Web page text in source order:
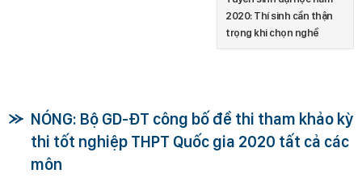
2020: Thí sinh cần thận
trọng khi chọn nghề
NÓNG: Bộ GD-ĐT công bố đề thi tham khảo kỳ
thi tốt nghiệp THPT Quốc gia 2020 tất cả các
môn